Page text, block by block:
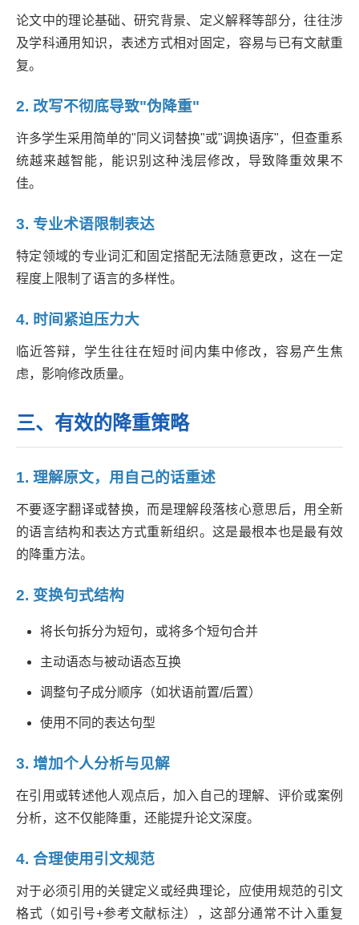
论文中的理论基础、研究背景、定义解释等部分，往往涉
及学科通用知识，表述方式相对固定，容易与已有文献重
复。
2. 改写不彻底导致"伪降重"
许多学生采用简单的"同义词替换"或"调换语序"，但查重系
统越来越智能，能识别这种浅层修改，导致降重效果不
佳。
3. 专业术语限制表达
特定领域的专业词汇和固定搭配无法随意更改，这在一定
程度上限制了语言的多样性。
4. 时间紧迫压力大
临近答辩，学生往往在短时间内集中修改，容易产生焦
虑，影响修改质量。
三、有效的降重策略
1. 理解原文，用自己的话重述
不要逐字翻译或替换，而是理解段落核心意思后，用全新
的语言结构和表达方式重新组织。这是最根本也是最有效
的降重方法。
2. 变换句式结构
将长句拆分为短句，或将多个短句合并
主动语态与被动语态互换
调整句子成分顺序（如状语前置/后置）
使用不同的表达句型
3. 增加个人分析与见解
在引用或转述他人观点后，加入自己的理解、评价或案例
分析，这不仅能降重，还能提升论文深度。
4. 合理使用引文规范
对于必须引用的关键定义或经典理论，应使用规范的引文
格式（如引号+参考文献标注），这部分通常不计入重复